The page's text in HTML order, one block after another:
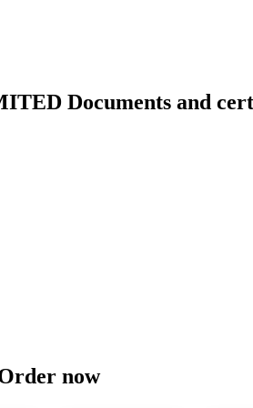
Documents and
now